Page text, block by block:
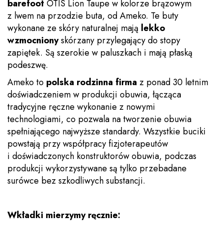
barefoot OTIS Lion Taupe w kolorze brązowym
z lwem na przodzie buta, od Ameko. Te buty
wykonane ze skóry naturalnej mają lekko
wzmocnionyskórzany przylegający do stopy
zapiętek. Są szerokie w paluszkach i mają płaską
podeszwę.
Ameko to polska rodzinna firma z ponad 30 letnim
doświadczeniem w produkcji obuwia, łącząca
tradycyjne ręczne wykonanie z nowymi
technologiami, co pozwala na tworzenie obuwia
spełniającego najwyższe standardy. Wszystkie buciki
powstają przy współpracy fizjoterapeutów
i doświadczonych konstruktorów obuwia, podczas
produkcji wykorzystywane są tylko przebadane
surówce bez szkodliwych substancji.
Wkładki mierzymy ręcznie: